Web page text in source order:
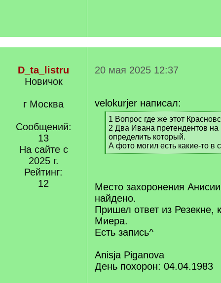
D_ta_listru
Новичок
г Москва
Сообщений:
13
На сайте с
2025 г.
Рейтинг:
12
20 мая 2025 12:37
velokurjer написал:
[
q
]
1 Вопрос где же этот
2 Два Ивана претендентов
определить который.
А фото могил есть какие-то в
[
Место захоронения
найдено.
Пришел ответ из Резекне,
Миера.
Есть запись^
Anisja Piganova
День похорон: 04.04.1983